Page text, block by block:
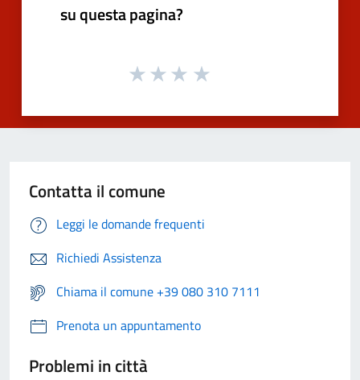
su questa pagina?
Contatta il comune
Leggi le domande frequenti
Richiedi Assistenza
Chiama il comune +39 080 310 7111
Prenota un appuntamento
Problemi in città